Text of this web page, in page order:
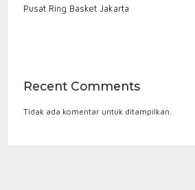
Pusat Ring Basket Jakarta
Recent Comments
Tidak ada komentar untuk ditampilkan.